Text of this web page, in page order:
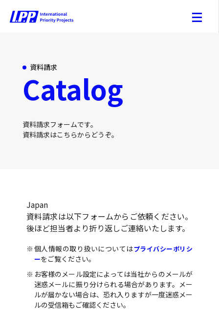
資料請求
Catalog
資料請求フォームです。
資料請求はこちらからどうぞ。
Japan
資料請求は以下フォームからご依頼ください。
後ほど担当者より折り返しご連絡いたします。
個人情報の取り扱いについてはプライバシーポリシ
ーをご覧ください。
お客様のメール設定によっては当社からのメールが
迷惑メールに振り分けられる場合があります。メー
ルが届かない場合は、恐れ入りますが一度迷惑メー
ルの受信箱もご確認ください。